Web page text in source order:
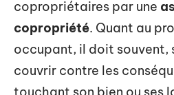
copropriétaires par une
copropriété. Quant au
occupant, il doit souvent,
couvrir contre les